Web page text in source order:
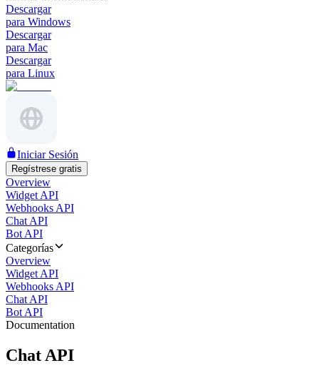
Descargar
para Windows
Descargar
para Mac
Descargar
para Linux
Iniciar Sesión
Regístrese gratis
Overview
Widget API
Webhooks API
Chat API
Bot API
Categorías
Overview
Widget API
Webhooks API
Chat API
Bot API
Documentation
Chat API